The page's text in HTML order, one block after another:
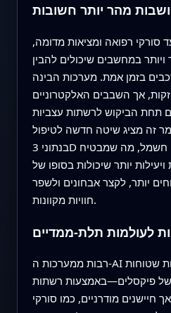
מהר יותר חשובות
סורקי רפואה ומציאות מדומה,
ויותר במחשבים שיכולים להבין
בזמן אמת. מערכות הבינה
אך השבבים האלקטרוניים
תחת הביקוש לרשתות עצביות
זה מציג שיטה חדשה לטיפול
בנתוני 3D באמצעות אור במקום חשמל, מה שמבטיח
יותר שיכולות בסופו של
יותר, לקצר אבחונים ולשפר
חוויות מקוונות.
לעולמות תלת‑ממדיים
רבות ממערכות ה‑AI המוכרות עובדות על תמונות שטוחות
של פיקסלים—באמצעות רשתות
אך חיישנים מודרניים, כמו סורקי